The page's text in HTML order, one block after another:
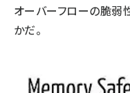
オーバーフローの脆弱
かだ。